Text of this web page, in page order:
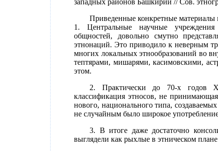
западных районов Башкирии // Сов.
Приведенные конкретные материалы
1. Центральные научные
общностей, довольно смутно
этнонаций. Это приводило к неверным
многих локальных этнообразований во
тептярами, мишарями, касимовскими,
этом.
2. Практически до 70-х годов
классификация этносов, не
нового, национального типа,
не случайным было широкое
3. В итоге даже достаточно
выглядели как рыхлые в этническом